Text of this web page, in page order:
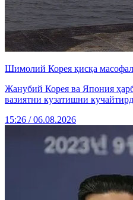
Шимолий Корея қисқа
Жанубий Корея ва Япония
вазиятни кузатишни
15:26 / 06.08.2026